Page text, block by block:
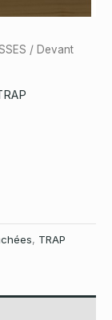
/ Devant
, TRAP